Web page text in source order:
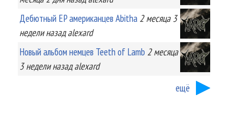
Дебютный EP американцев Abitha 2 месяца 3
неделиназад alexard
Новый альбом немцев Teeth of Lamb 2 месяца
3 неделиназад alexard
ещё